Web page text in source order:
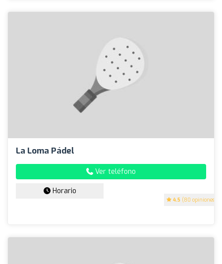
La Loma Pádel
4.5 (80 opiniones)
Ver teléfono
Horario